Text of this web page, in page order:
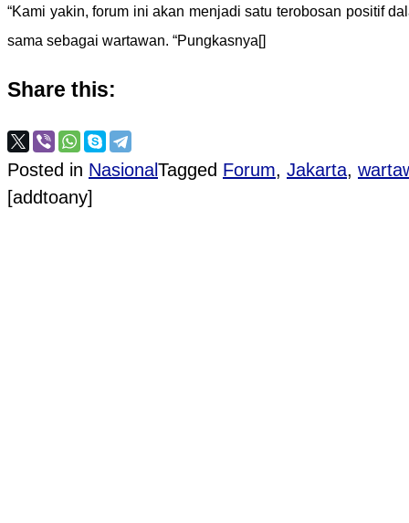
“Kami yakin, forum ini akan menjadi satu terobosan positif
sama sebagai wartawan. “Pungkasnya[]
Share this:
Posted in NasionalTagged Forum, Jakarta,
[addtoany]